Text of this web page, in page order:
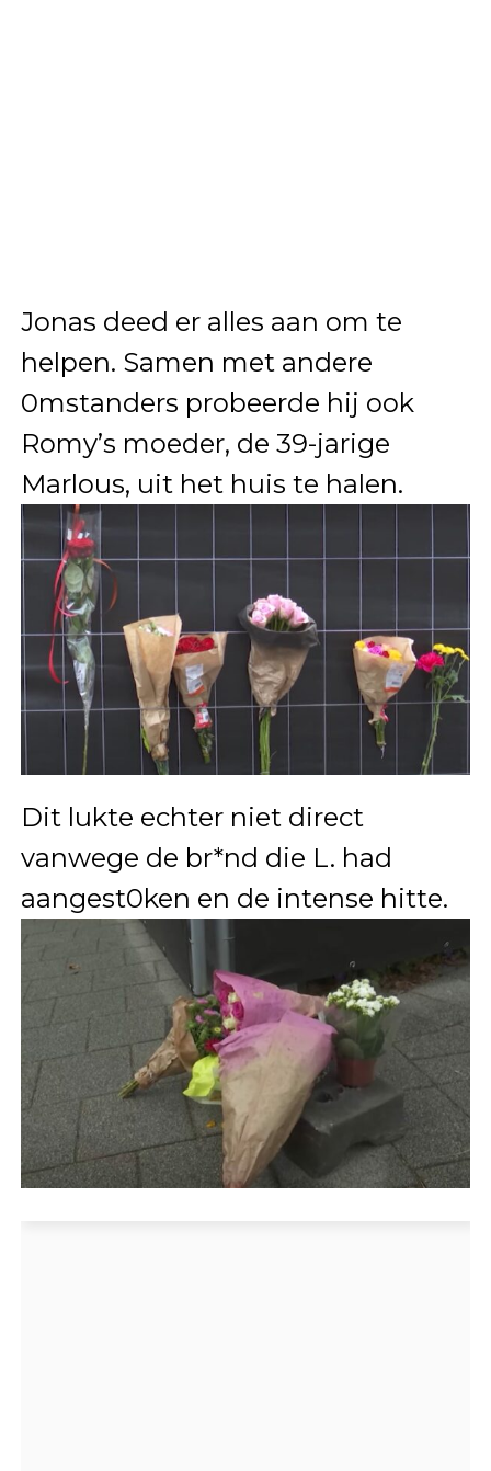
Jonas deed er alles aan om te
helpen. Samen met andere
0mstanders probeerde hij ook
Romy’s moeder, de 39-jarige
Marlous, uit het huis te halen.
Dit lukte echter niet direct
vanwege de br*nd die L. had
aangest0ken en de intense hitte.